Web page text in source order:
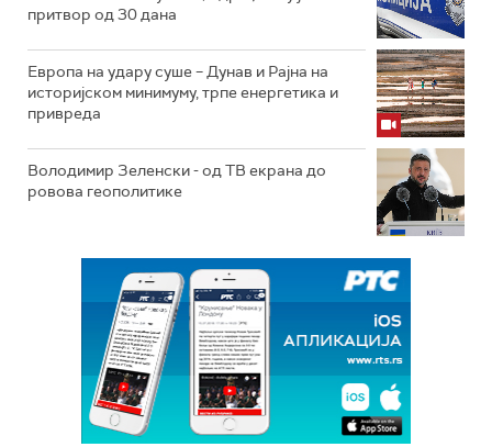
притвор од 30 дана
Европа на удару суше – Дунав и Рајна на
историјском минимуму, трпе енергетика и
привреда
Володимир Зеленски - од ТВ екрана до
ровова геополитике